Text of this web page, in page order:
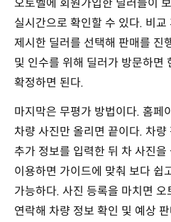
오토벨에 회원가입한 딜러들이
실시간으로 확인할 수 있다. 비
제시한 딜러를 선택해 판매를 진
및 인수를 위해 딜러가 방문하면
확정하면 된다.
마지막은 무평가 방법이다. 홈페
차량 사진만 올리면 끝이다. 차
추가 정보를 입력한 뒤 차 사진
이용하면 가이드에 맞춰 보다 쉽
가능하다. 사진 등록을 마치면
연락해 차량 정보 확인 및 예상